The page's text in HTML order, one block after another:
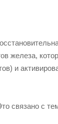
железа,
и
связано с